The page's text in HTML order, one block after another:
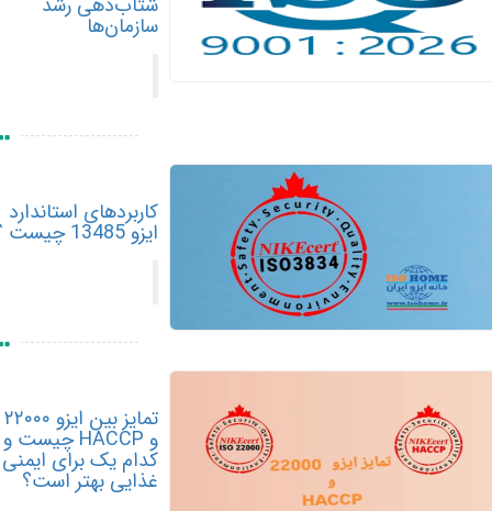
سازمان‌ها
کاربردهای استاندارد
ایزو 13485 چیست ؟
تمایز بین ایزو ۲۲۰۰۰
و HACCP چیست و
کدام یک برای ایمنی
غذایی بهتر است؟